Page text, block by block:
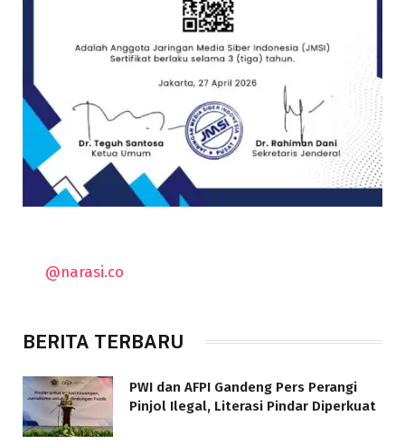
@narasi.co
BERITA TERBARU
PWI dan AFPI Gandeng Pers Perangi
Pinjol Ilegal, Literasi Pindar Diperkuat